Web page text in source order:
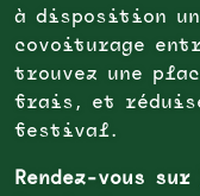
à disposition
covoiturage
trouvez une
frais, et
festival.
Rendez-vous sur